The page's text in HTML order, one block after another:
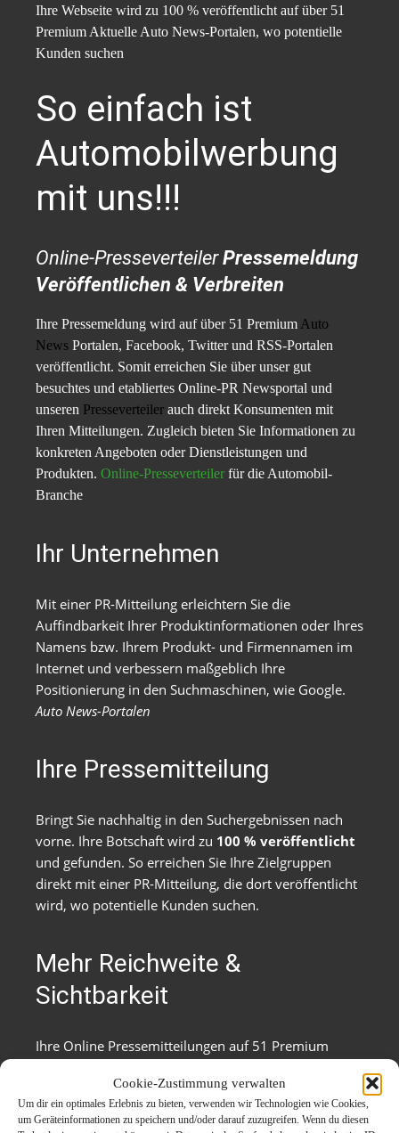
Cookie-Zustimmung verwalten
Um dir ein optimales Erlebnis zu bieten, verwenden wir Technologien wie Cookies,
um Geräteinformationen zu speichern und/oder darauf zuzugreifen. Wenn du diesen
Ihre Webseite wird zu 100 % veröffentlicht auf über 51
Premium Aktuelle Auto News-Portalen, wo potentielle
Kunden suchen
So einfach ist
Automobilwerbung
mit uns!!!
Online-Presseverteiler Pressemeldung
Veröffentlichen & Verbreiten
Ihre Pressemeldung wird auf über 51 Premium Auto
News Portalen, Facebook, Twitter und RSS-Portalen
veröffentlicht. Somit erreichen Sie über unser gut
besuchtes und etabliertes Online-PR Newsportal und
unseren Presseverteiler auch direkt Konsumenten mit
Ihren Mitteilungen. Zugleich bieten Sie Informationen zu
konkreten Angeboten oder Dienstleistungen und
Produkten. Online-Presseverteiler für die Automobil-
Branche
Ihr Unternehmen
Mit einer PR-Mitteilung erleichtern Sie die
Auffindbarkeit Ihrer Produktinformationen oder Ihres
Namens bzw. Ihrem Produkt- und Firmennamen im
Internet und verbessern maßgeblich Ihre
Positionierung in den Suchmaschinen, wie Google.
Auto News-Portalen
Ihre Pressemitteilung
Bringt Sie nachhaltig in den Suchergebnissen nach
vorne. Ihre Botschaft wird zu 100 % veröffentlicht
und gefunden. So erreichen Sie Ihre Zielgruppen
direkt mit einer PR-Mitteilung, die dort veröffentlicht
wird, wo potentielle Kunden suchen.
Mehr Reichweite &
Sichtbarkeit
Ihre Online Pressemitteilungen auf 51 Premium
RSS-Verzeichnissen veröffentlicht.